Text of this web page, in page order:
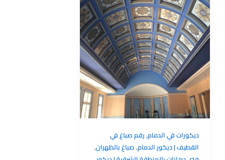
ديكورات في الدمام,رقم صباغ في
القطيف | ديكور الدمام,صباغ بالظهران,